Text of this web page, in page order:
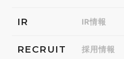
IR IR情報
RECRUIT 採用情報